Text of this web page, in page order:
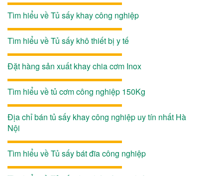
Tìm hiểu về Tủ sấy khay công nghiệp
Tìm hiểu về Tủ sấy khô thiết bị y tế
Đặt hàng sản xuất khay chia cơm Inox
Tìm hiểu về tủ cơm công nghiệp 150Kg
Địa chỉ bán tủ sấy khay công nghiệp uy tín nhất Hà
Nội
Tìm hiểu về Tủ sấy bát đĩa công nghiệp